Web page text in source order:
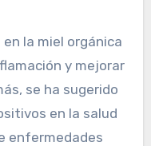
la miel orgánica
y mejorar
se ha sugerido
en la salud
enfermedades